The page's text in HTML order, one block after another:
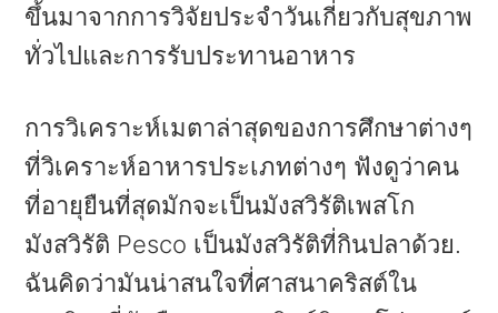
p
r
m
a
r
y
n
m
a
n
c
o
n
t
p
r
m
a
r
y
s
ขึ้นมาจากการวิจัยประจำวันเกี่ยวกับสุขภาพ
ทั่วไปและการรับประทานอาหาร
การวิเคราะห์เมตาล่าสุดของการศึกษาต่างๆ
ที่วิเคราะห์อาหารประเภทต่างๆ ฟังดูว่าคน
ที่อายุยืนที่สุดมักจะเป็นมังสวิรัติเพสโก
มังสวิรัติ Pesco เป็นมังสวิรัติที่กินปลาด้วย.
ฉันคิดว่ามันน่าสนใจที่ศาสนาคริสต์ใน